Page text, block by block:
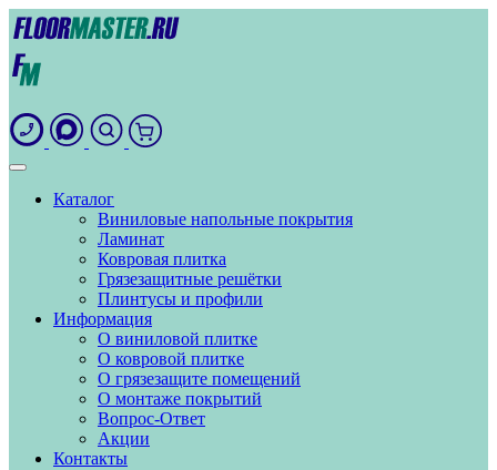
Каталог
Виниловые напольные покрытия
Ламинат
Ковровая плитка
Грязезащитные решётки
Плинтусы и профили
Информация
О виниловой плитке
О ковровой плитке
О грязезащите помещений
О монтаже покрытий
Вопрос-Ответ
Акции
Контакты